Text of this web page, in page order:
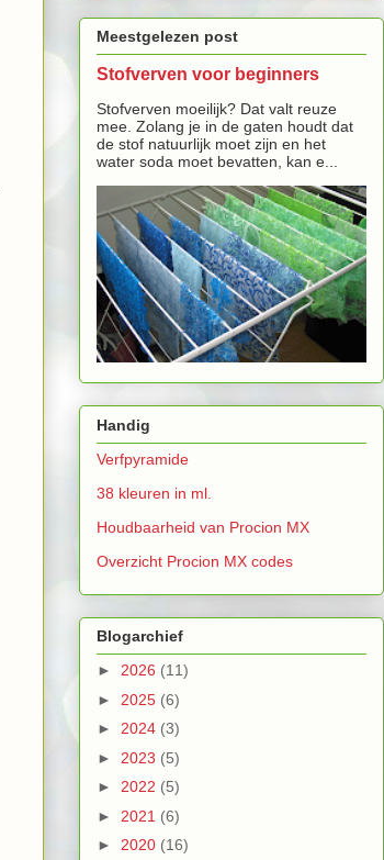
Meestgelezen post
Stofverven voor beginners
Stofverven moeilijk? Dat valt reuze
mee. Zolang je in de gaten houdt dat
de stof natuurlijk moet zijn en het
water soda moet bevatten, kan e...
Handig
Verfpyramide
38 kleuren in ml.
Houdbaarheid van Procion MX
Overzicht Procion MX codes
Blogarchief
► 2026 (11)
► 2025 (6)
► 2024 (3)
► 2023 (5)
► 2022 (5)
► 2021 (6)
► 2020 (16)